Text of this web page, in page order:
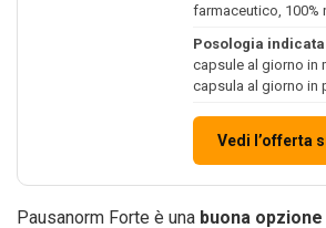
farmaceutico, 100%
Posologia
capsule al giorno in
capsula al giorno in
Vedi l’offerta
Pausanorm Forte è una buona